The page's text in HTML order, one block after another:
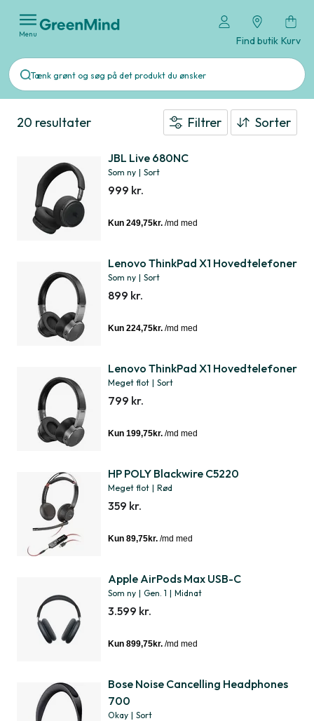
Menu
Find butik Kurv
20 resultater Filtrer Sorter
JBL Live 680NC
Som ny | Sort
999 kr.
Lenovo ThinkPad X1 Hovedtelefoner
Som ny | Sort
899 kr.
Lenovo ThinkPad X1 Hovedtelefoner
Meget flot | Sort
799 kr.
HP POLY Blackwire C5220
Meget flot | Rød
359 kr.
Apple AirPods Max USB-C
Som ny | Gen. 1 | Midnat
3.599 kr.
Bose Noise Cancelling Headphones
700
Okay | Sort